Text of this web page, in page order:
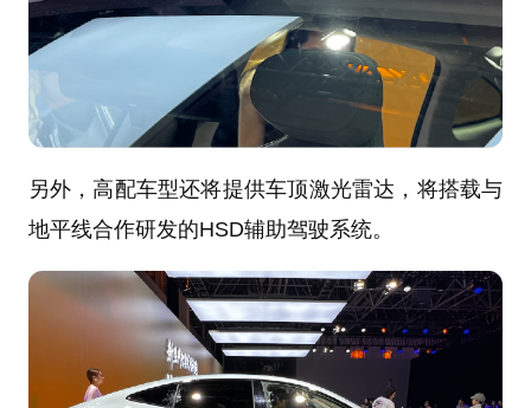
另外，高配车型还将提供车顶激光雷达，将搭载与
地平线合作研发的HSD辅助驾驶系统。